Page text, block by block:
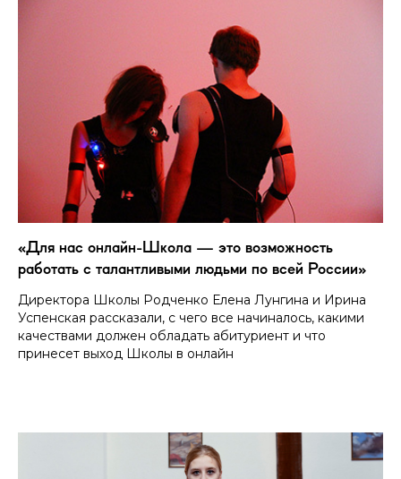
«Для нас онлайн-Школа — это возможность
работать с талантливыми людьми по всей России»
Директора Школы Родченко Елена Лунгина и Ирина
Успенская рассказали, с чего все начиналось, какими
качествами должен обладать абитуриент и что
принесет выход Школы в онлайн